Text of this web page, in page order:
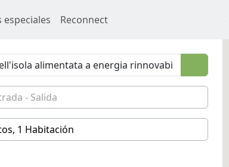
especiales Reconnect
1 Habitación